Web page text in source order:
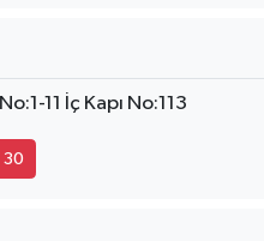
11 İç Kapı No:113
30